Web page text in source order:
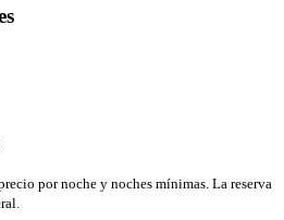
por noche y noches mínimas. La reserva